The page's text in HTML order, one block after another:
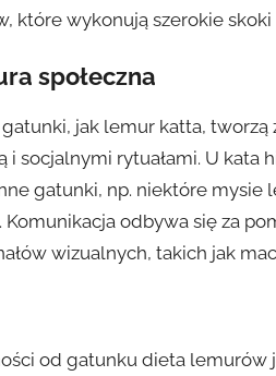
które wykonują szerokie
społeczna
jak lemur katta, tworzą
i socjalnymi rytuałami. U
gatunki, np. niektóre
Komunikacja odbywa się za
wizualnych, takich jak
od gatunku dieta lemurów